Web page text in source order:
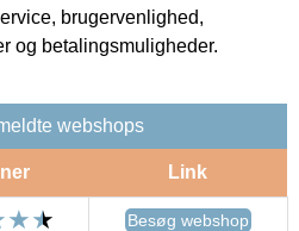
brugervenlighed,
og betalingsmuligheder.
webshops
Link
Besøg webshop